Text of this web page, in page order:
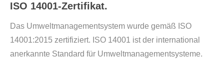
ISO 14001-Zertifikat.
Das Umweltmanagementsystem wurde gemäß ISO
14001:2015 zertifiziert. ISO 14001 ist der international
anerkannte Standard für Umweltmanagementsysteme.